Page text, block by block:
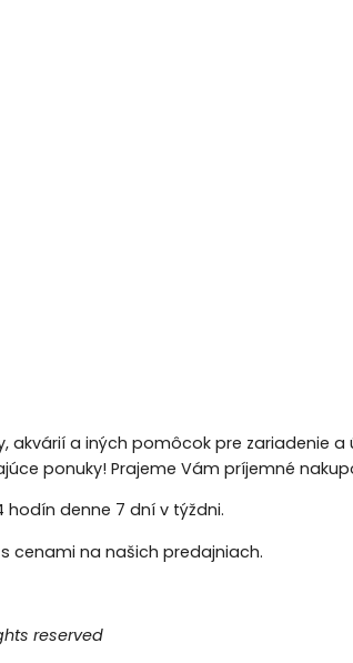
akvárií a iných pomôcok pre zariadenie a
ponuky! Prajeme Vám príjemné
denne 7 dní v týždni.
cenami na našich predajniach.
reserved